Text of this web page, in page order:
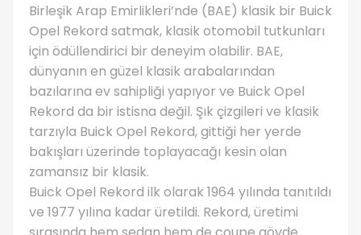
Birleşik Arap Emirlikleri’nde (BAE) klasik bir Buick
Opel Rekord satmak, klasik otomobil tutkunları
için ödüllendirici bir deneyim olabilir. BAE,
dünyanın en güzel klasik arabalarından
bazılarına ev sahipliği yapıyor ve Buick Opel
Rekord da bir istisna değil. Şık çizgileri ve klasik
tarzıyla Buick Opel Rekord, gittiği her yerde
bakışları üzerinde toplayacağı kesin olan
zamansız bir klasik.
Buick Opel Rekord ilk olarak 1964 yılında tanıtıldı
ve 1977 yılına kadar üretildi. Rekord, üretimi